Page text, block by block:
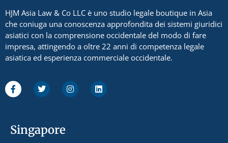
HJM Asia Law & Co LLC è uno studio legale boutique in Asia
che coniuga una conoscenza approfondita dei sistemi giuridici
asiatici con la comprensione occidentale del modo di fare
impresa, attingendo a oltre 22 anni di competenza legale
asiatica ed esperienza commerciale occidentale.
Singapore